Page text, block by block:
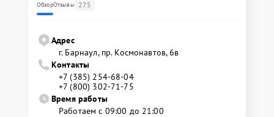
ОбзорОтзывы 275
Адрес
г. Барнаул, ​пр. Космонавтов, 6в
Контакты
+7 (385) 254-68-04
+7 (800) 302-71-75
Время работы
Работаем с 09:00 до 21:00